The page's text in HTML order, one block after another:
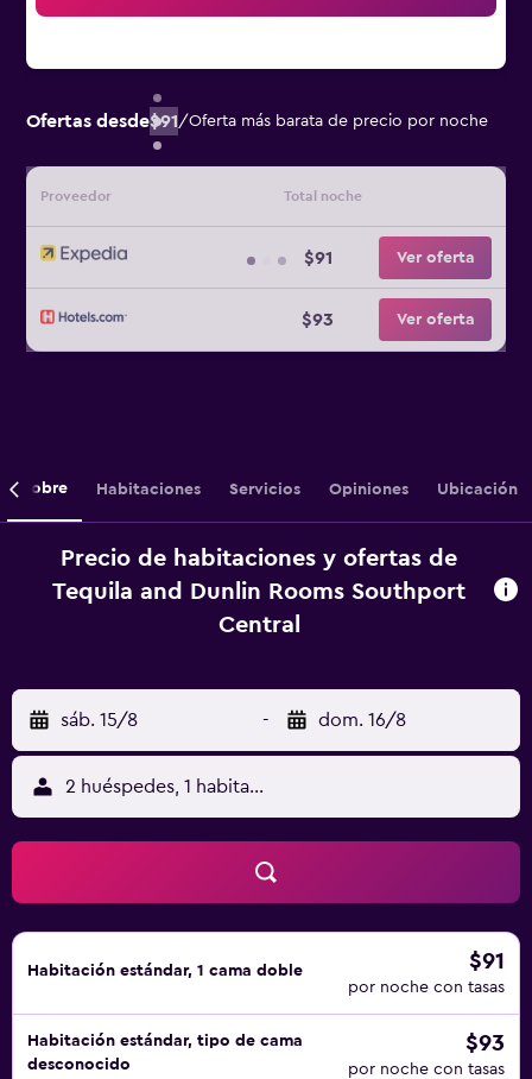
Ofertas desde$91/Oferta más barata de precio por noche
Proveedor Total noche
$91 Ver oferta
$93 Ver oferta
Sobre Habitaciones Servicios Opiniones Ubicación
Precio de habitaciones y ofertas de
Tequila and Dunlin Rooms Southport
Central
sáb. 15/8 - dom. 16/8
2 huéspedes, 1 habitación
Habitación estándar, 1 cama doble $91
por noche con tasas
Habitación estándar, tipo de cama
desconocido
$93
por noche con tasas